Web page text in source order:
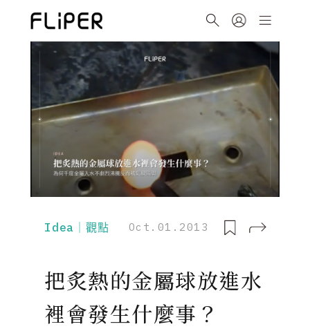
Idea｜觀點 Oct.01.2013
把炙熱的金屬球放進水
裡會發生什麼事？